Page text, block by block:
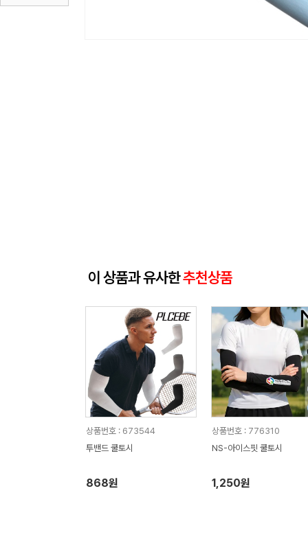
이 상품과 유사한추천상품
상품번호 : 673544
투밴드 쿨토시
868원
상품번호 : 776310
NS-아이스핏 쿨토시
1,250원